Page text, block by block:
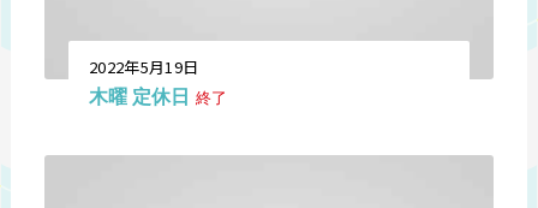
2022年5月19日
木曜 定休日 終了